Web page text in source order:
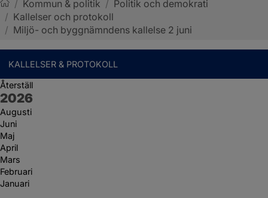
Sotenäs kommun
/ Kommun & politik / Politik och demokrati
/ Kallelser och protokoll
/ Miljö- och byggnämndens kallelse 2 juni
KALLELSER & PROTOKOLL
Återställ
År:
2026
Augusti
Juni
Maj
April
Mars
Februari
Januari